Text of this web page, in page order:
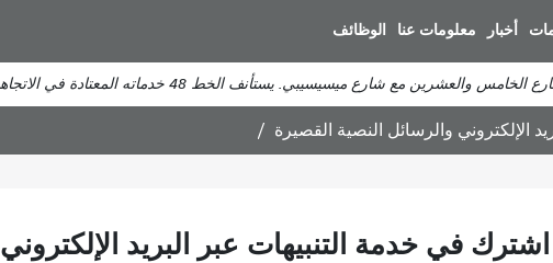
المحتوى
الرئيسي
أخبار معلومات عنا الوظائف
مع شارع ميسيسيبي. يستأنف الخط 48 خدماته المعتادة في الاتجاهين.
الإلكتروني والرسائل النصية القصيرة
اشترك في خدمة التنبيهات عبر البريد